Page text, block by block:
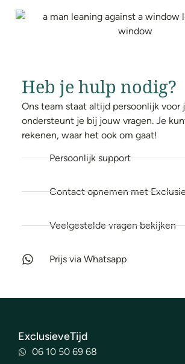
Heb je hulp nodig?
Ons team staat altijd persoonlijk voor
ondersteunt je bij jouw vragen. Je
rekenen, waar het ook om gaat!
Persoonlijk support
Contact opnemen met
Veelgestelde vragen bekijken
Prijs via Whatsapp
ExclusieveTijd
06 10 50 69 68